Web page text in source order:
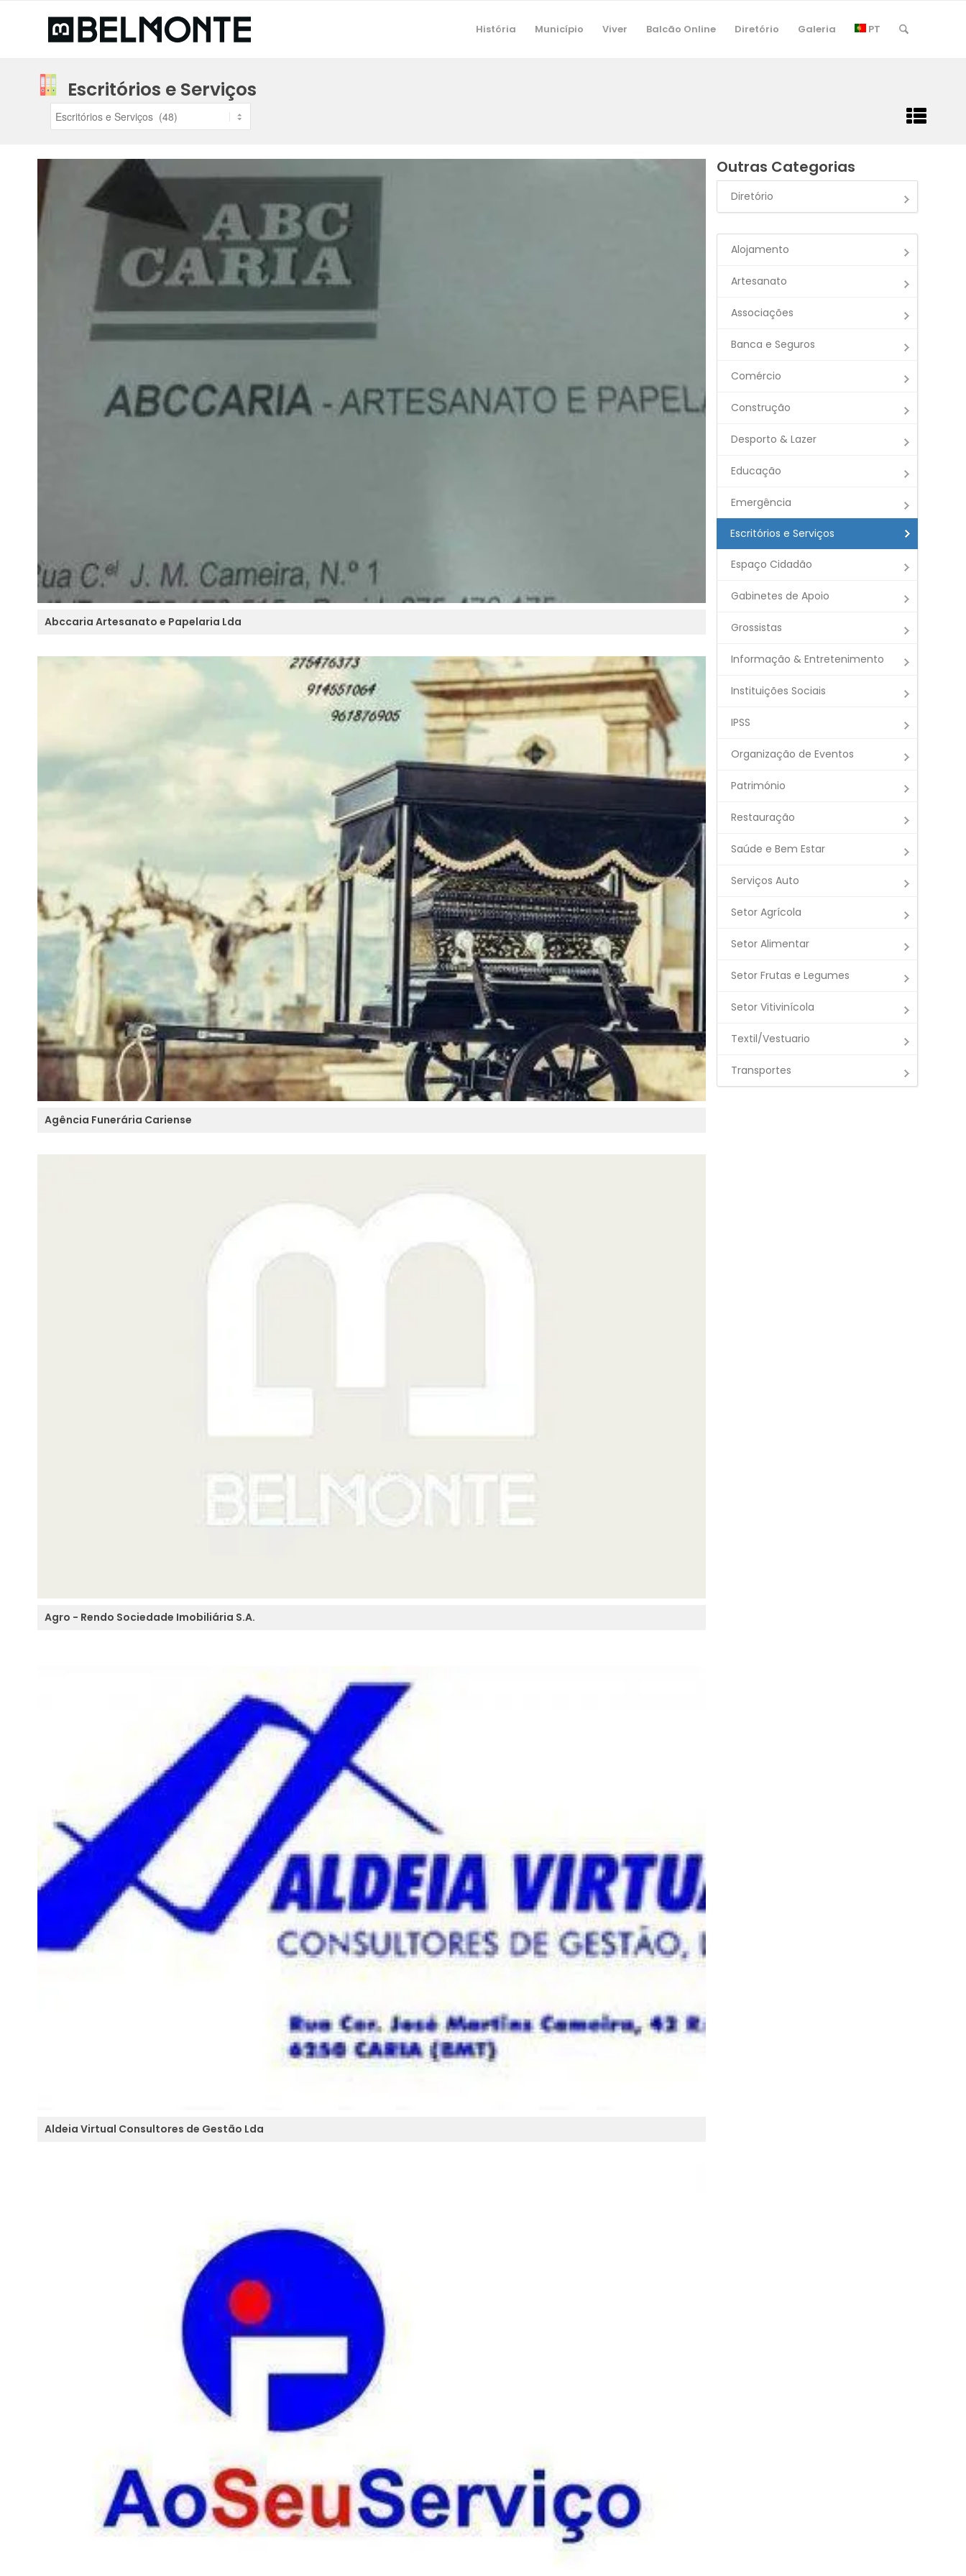
História Município Viver Balcão Online Diretório Galeria PT
Escritórios e Serviços
Abccaria Artesanato e Papelaria Lda
Agência Funerária Cariense
Agro - Rendo Sociedade Imobiliária S.A.
Aldeia Virtual Consultores de Gestão Lda
Outras Categorias
Diretório
Alojamento
Artesanato
Associações
Banca e Seguros
Comércio
Construção
Desporto & Lazer
Educação
Emergência
Escritórios e Serviços
Espaço Cidadão
Gabinetes de Apoio
Grossistas
Informação & Entretenimento
Instituições Sociais
IPSS
Organização de Eventos
Património
Restauração
Saúde e Bem Estar
Serviços Auto
Setor Agrícola
Setor Alimentar
Setor Frutas e Legumes
Setor Vitivinícola
Textil/Vestuario
Transportes